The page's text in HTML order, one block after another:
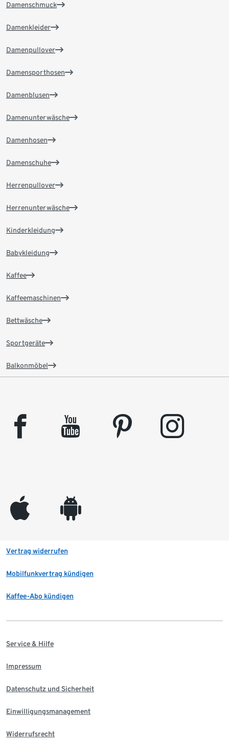
Damenschmuck
Damenkleider
Damenpullover
Damensporthosen
Damenblusen
Damenunterwäsche
Damenhosen
Damenschuhe
Herrenpullover
Herrenunterwäsche
Kinderkleidung
Babykleidung
Kaffee
Kaffeemaschinen
Bettwäsche
Sportgeräte
Balkonmöbel
facebook youtube pinterest instagram
appleinc android
Vertrag widerrufen
Mobilfunkvertrag kündigen
Kaffee-Abo kündigen
Service & Hilfe
Impressum
Datenschutz und Sicherheit
Einwilligungsmanagement
Widerrufsrecht